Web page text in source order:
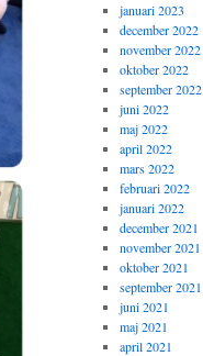
januari 2023
december 2022
november 2022
oktober 2022
september 2022
juni 2022
maj 2022
april 2022
mars 2022
februari 2022
januari 2022
december 2021
november 2021
oktober 2021
september 2021
juni 2021
maj 2021
april 2021